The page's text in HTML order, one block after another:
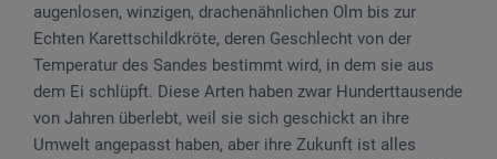
augenlosen, winzigen, drachenähnlichen Olm bis zur
Echten Karettschildkröte, deren Geschlecht von der
Temperatur des Sandes bestimmt wird, in dem sie aus
dem Ei schlüpft. Diese Arten haben zwar Hunderttausende
von Jahren überlebt, weil sie sich geschickt an ihre
Umwelt angepasst haben, aber ihre Zukunft ist alles